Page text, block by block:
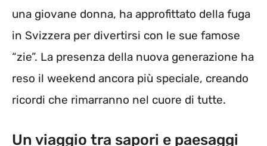
una giovane donna, ha approfittato della fuga
in Svizzera per divertirsi con le sue famose
“zie”. La presenza della nuova generazione ha
reso il weekend ancora più speciale, creando
ricordi che rimarranno nel cuore di tutte.
Un viaggio tra sapori e paesaggi